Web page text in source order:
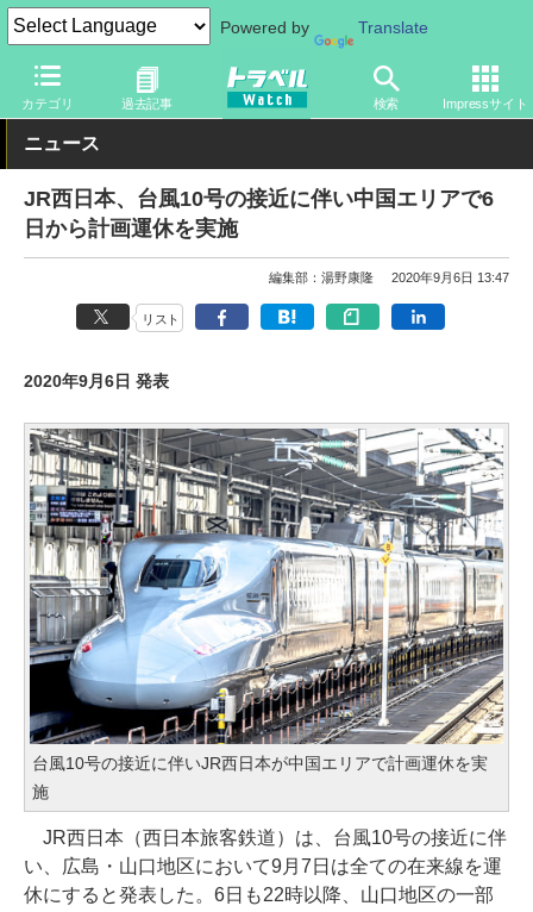
Powered by Translate
カテゴリ 過去記事 検索 Impressサイト
トラベル Watch 企業・政府・官庁 鉄道 JR
ニュース
JR西日本、台風10号の接近に伴い中国エリアで6
日から計画運休を実施
編集部：湯野康隆 2020年9月6日 13:47
リスト
2020年9月6日 発表
台風10号の接近に伴いJR西日本が中国エリアで計画運休を実
施
JR西日本（西日本旅客鉄道）は、台風10号の接近に伴
い、広島・山口地区において9月7日は全ての在来線を運
休にすると発表した。6日も22時以降、山口地区の一部